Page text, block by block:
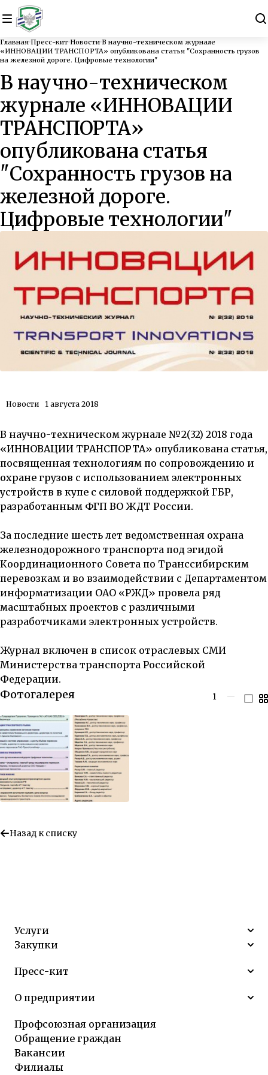
Главная Пресс-кит Новости В научно-техническом журнале
«ИННОВАЦИИ ТРАНСПОРТА» опубликована статья "Сохранность грузов
на железной дороге. Цифровые технологии"
В научно-техническом
журнале «ИННОВАЦИИ
ТРАНСПОРТА»
опубликована статья
"Сохранность грузов на
железной дороге.
Цифровые технологии"
Новости 1 августа 2018
В научно-техническом журнале №2(32) 2018 года
«ИННОВАЦИИ ТРАНСПОРТА» опубликована статья,
посвященная технологиям по сопровождению и
охране грузов с использованием электронных
устройств в купе с силовой поддержкой ГБР,
разработанным ФГП ВО ЖДТ России.
За последние шесть лет ведомственная охрана
железнодорожного транспорта под эгидой
Координационного Совета по Транссибирским
перевозкам и во взаимодействии с Департаментом
информатизации ОАО «РЖД» провела ряд
масштабных проектов с различными
разработчиками электронных устройств.
Журнал включен в список отраслевых СМИ
Министерства транспорта Российской
Федерации.
Фотогалерея 1 —
Назад к списку
Услуги
Закупки
Пресс-кит
О предприятии
Профсоюзная организация
Обращение граждан
Вакансии
Филиалы